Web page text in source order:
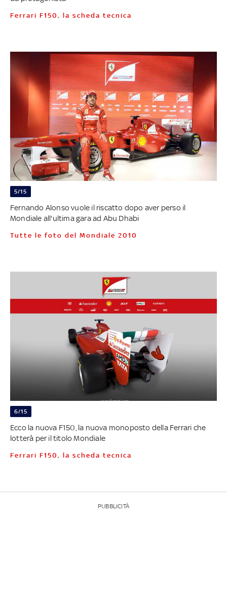
Ferrari F150, la scheda tecnica
5/15
Fernando Alonso vuole il riscatto dopo aver perso il
Mondiale all'ultima gara ad Abu Dhabi
Tutte le foto del Mondiale 2010
6/15
Ecco la nuova F150, la nuova monoposto della Ferrari che
lotterà per il titolo Mondiale
Ferrari F150, la scheda tecnica
PUBBLICITÀ